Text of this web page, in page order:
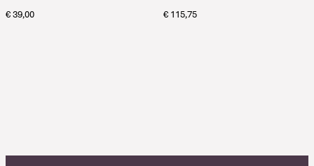
€39,00 €115,75